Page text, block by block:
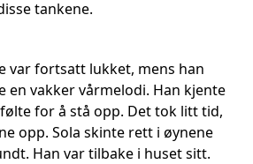
tankene.
var fortsatt lukket, mens han
en vakker vårmelodi. Han kjente
for å stå opp. Det tok litt tid,
opp. Sola skinte rett i øynene
Han var tilbake i huset sitt.